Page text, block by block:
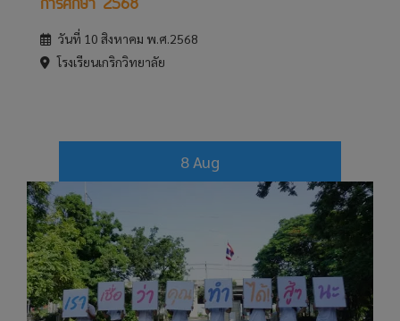
วันที่ 10 สิงหาคม พ.ศ.2568
โรงเรียนเกริกวิทยาลัย